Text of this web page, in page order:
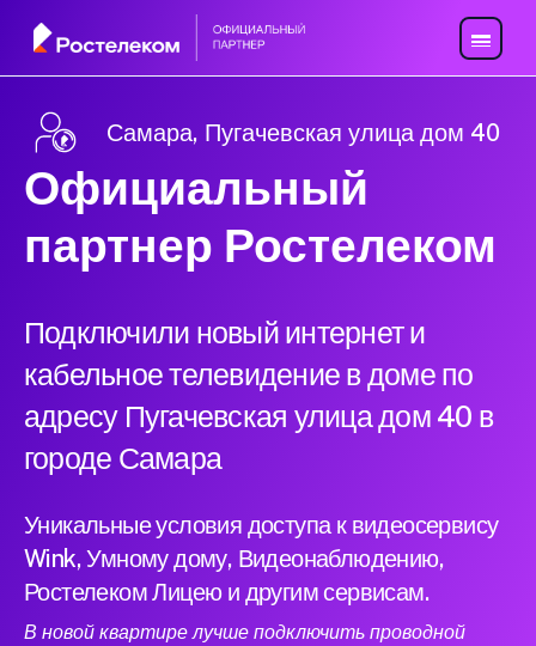
Самара, Пугачевская улица дом 40
Официальный
партнер Ростелеком
Подключили новый интернет и
кабельное телевидение в доме по
адресу Пугачевская улица дом 40 в
городе Самара
Уникальные условия доступа к видеосервису
Wink, Умному дому, Видеонаблюдению,
Ростелеком Лицею и другим сервисам.
В новой квартире лучше подключить проводной